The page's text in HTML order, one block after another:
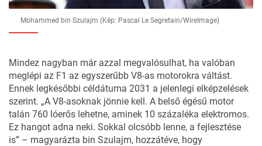
Mohammed bin Szulajm (Kép: Pascal Le Segretain/WireImage)
Mindez nagyban már azzal megvalósulhat, ha valóban
meglépi az F1 az egyszerűbb V8-as motorokra váltást.
Ennek legkésőbbi céldátuma 2031 a jelenlegi elképzelések
szerint. „A V8-asoknak jönnie kell. A belső égésű motor
talán 760 lóerős lehetne, aminek 10 százaléka elektromos.
Ez hangot adna neki. Sokkal olcsóbb lenne, a fejlesztése
is” – magyarázta bin Szulajm, hozzátéve, hogy